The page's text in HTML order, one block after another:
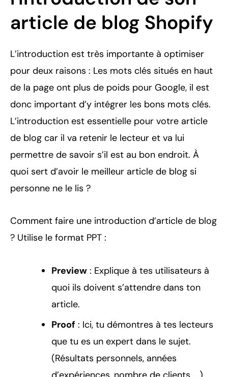
article de blog Shopify
L’introduction est très importante à optimiser
pour deux raisons : Les mots clés situés en haut
de la page ont plus de poids pour Google, il est
donc important d’y intégrer les bons mots clés.
L’introduction est essentielle pour votre article
de blog car il va retenir le lecteur et va lui
permettre de savoir s’il est au bon endroit. À
quoi sert d’avoir le meilleur article de blog si
personne ne le lis ?
Comment faire une introduction d’article de blog
? Utilise le format PPT :
Preview : Explique à tes utilisateurs à
quoi ils doivent s’attendre dans ton
article.
Proof : Ici, tu démontres à tes lecteurs
que tu es un expert dans le sujet.
(Résultats personnels, années